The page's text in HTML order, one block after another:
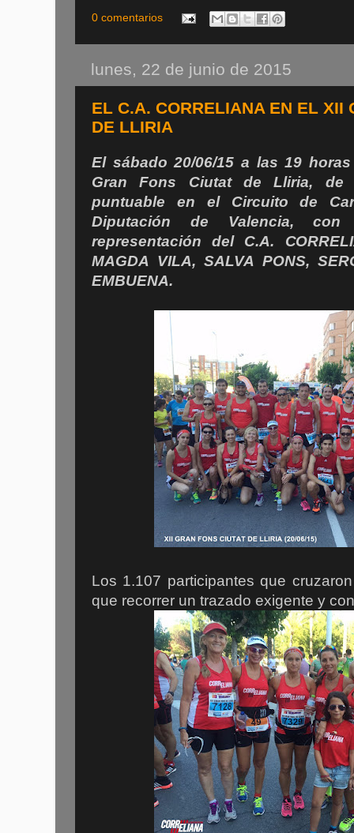
0 comentarios
lunes, 22 de junio de 2015
EL C.A. CORRELIANA EN EL XII
DE LLIRIA
El sábado 20/06/15 a las 19
Gran Fons Ciutat de Lliria, de
puntuable en el Circuito de
Diputación de Valencia,
representación del C.A.
MAGDA VILA, SALVA PONS,
EMBUENA.
Los 1.107 participantes que
que recorrer un trazado exigente y